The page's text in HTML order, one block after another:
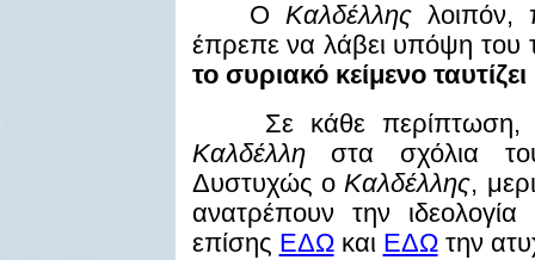
Ο Καλδέλλης λοιπόν,
έπρεπε να λάβει υπόψη του
το συριακό κείμενο
Σε κάθε περίπτωση,
Καλδέλλη στα σχόλια
Δυστυχώς οΚαλδέλλης,
ανατρέπουν την
επίσης ΕΔΩκαι ΕΔΩτην